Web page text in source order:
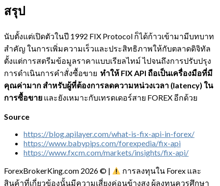
สรุป
นับตั้งแต่เปิดตัวในปี 1992 FIX Protocol ก็ได้ก้าวเข้ามามีบทบาท
สำคัญ ในการเพิ่มความเร็วและประสิทธิภาพให้กับตลาดดิจิทัล
ตั้งแต่การสตรีมข้อมูลราคาแบบเรียลไทม์ ไปจนถึงการปรับปรุง
การดำเนินการคำสั่งซื้อขาย ทำให้ FIX API ถือเป็นเครื่องมือที่มี
คุณค่ามาก สำหรับผู้ที่ต้องการลดความหน่วงเวลา (latency) ใน
การซื้อขาย และยังเหมาะกับเทรดเดอร์สาย FOREX อีกด้วย
Source
https://blog.apilayer.com/what-is-fix-api-in-forex/
https://www.babypips.com/forexpedia/fix-api
https://www.fxcm.com/markets/insights/fix-api/
ForexBrokerKing.com 2026 © |
การลงทุนใน Forex และ
สินค้าที่เกี่ยวข้องนั้นมีความเสี่ยงค่อนข้างสูง ผู้ลงทุนควรศึกษา